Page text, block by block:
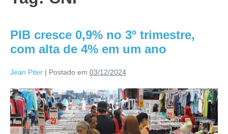
PIB cresce 0,9% no 3º trimestre,
com alta de 4% em um ano
Jean Piter | Postado em 03/12/2024